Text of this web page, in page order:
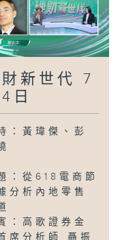
新世代 7
日
：黃瑋傑、彭
：從618電商節
分析內地零售
：高歌證券金
席分析師 聶振